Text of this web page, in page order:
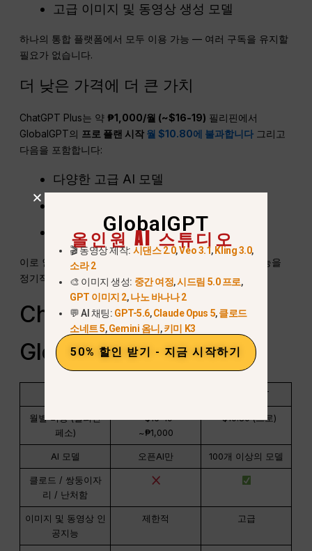
고급 이미지 및 동영상 생성 모델
하나의 통합 플랫폼에서 모두 이용 가능 — 여러 구독을 유지할
필요가 없습니다.
더 낮은 가격에 더 큰 가치
ChatGPT Plus는 약₱1,000/월 (~$16-19) 필리핀에서
GlobalGPT의 프로 플랜 시작 월 $10.80에 불과합니다 그리고
다음을 포함합니다:
다양한 고급 AI 모델
향상된 창의성 및 생산성 도구
이로 인해 GlobalGPT는
인공지능을
정기적으로 사용하는 창작자, 전문가 및 학생들을 위한.
ChatGPT Plus vs
GlobalGPT (간단 비교)
GlobalGPT
월별 비용 (필리핀
페소)
~$16-19
~₱1,000
~$10.80 (프로)
AI 모델 오픈AI만 100개 이상의 모델
클로드 / 쌍둥이자
리 / 난처함
이미지 및 동영상 인
공지능
제한적 고급
GlobalGPT
올인원 AI 스튜디오
🎬 동영상 제작: 시댄스 2.0,Veo 3.1, Kling 3.0,
소라 2
🎨 이미지 생성: 중간 여정,시드림 5.0 프로,
GPT 이미지 2,나노 바나나 2
💬 AI 채팅: GPT-5.6,Claude Opus 5,클로드
소네트 5,Gemini 옴니 ,키미 K3
50% 할인 받기 - 지금 시작하기